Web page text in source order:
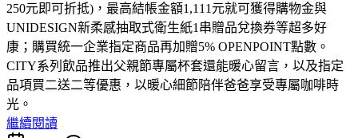
250元即可折抵)，最高結帳金額1,111元就可獲得購物金與
UNIDESIGN新柔感抽取式衛生紙1串贈品兌換券等超多好
康；購買統一企業指定商品再加贈5% OPENPOINT點數。
CITY系列飲品推出父親節專屬杯套還能暖心留言，以及指定
品項買二送二等優惠，以暖心細節陪伴爸爸享受專屬咖啡時
光。
繼續閱讀